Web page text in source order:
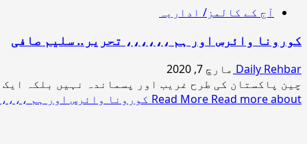
آج کے کالمز/ اداریہ
کورونا وائرس اور ہم ،،،،،، تحریر.. سلیم صافی
Daily Rehbar مارچ 7, 2020
چین پاکستان کی طرح غریب اور پسماندہ نہیں بلکہ
Read More Read more about کورونا وائرس اور ہم ،،،،،، تحریر.. سلیم صافی